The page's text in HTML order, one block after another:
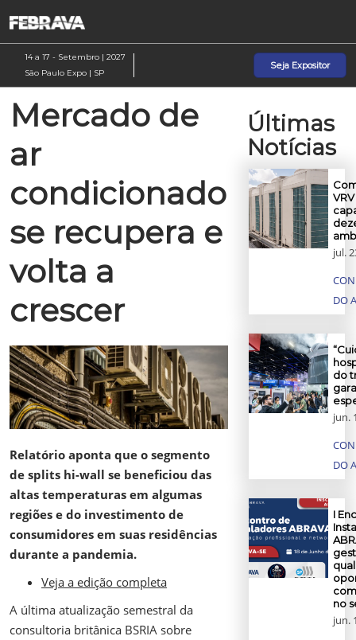
para
o
conteúdo
14 a 17 - Setembro | 2027
São Paulo Expo | SP
Seja Expositor
Mercado de
ar
condicionado
se recupera e
volta a
crescer
Relatório aponta que o segmento
de splits hi-wall se beneficiou das
altas temperaturas em algumas
regiões e do investimento de
consumidores em suas residências
durante a pandemia.
Veja a edição completa
A última atualização semestral da
consultoria britânica BSRIA sobre
Últimas
Notícias
jul.
DO
do
jun.
DO
I
no
jun.